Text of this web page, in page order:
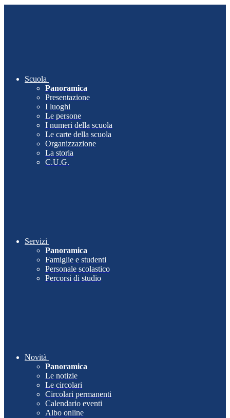
Scuola
Panoramica
Presentazione
I luoghi
Le persone
I numeri della scuola
Le carte della scuola
Organizzazione
La storia
C.U.G.
Servizi
Panoramica
Famiglie e studenti
Personale scolastico
Percorsi di studio
Novità
Panoramica
Le notizie
Le circolari
Circolari permanenti
Calendario eventi
Albo online